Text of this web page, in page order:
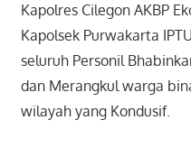
Kapolres Cilegon AKBP
Kapolsek Purwakarta
seluruh Personil
dan Merangkul warga
wilayah yang Kondusif.